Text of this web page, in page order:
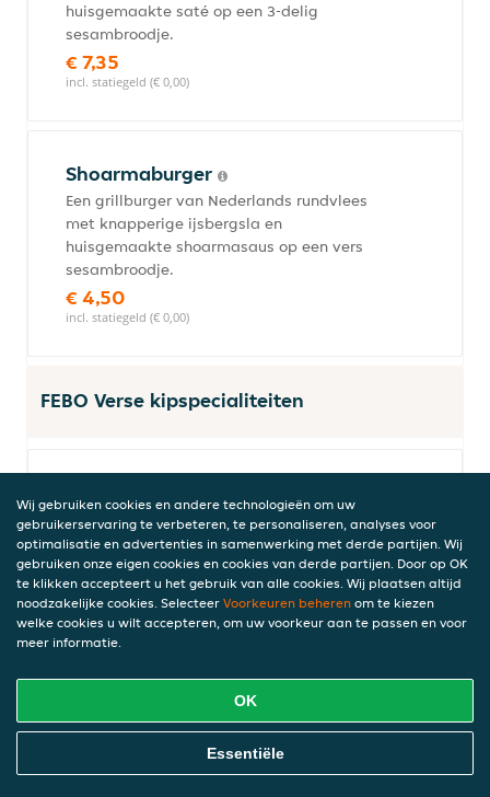
huisgemaakte saté op een 3-delig
sesambroodje.
€ 7,35
incl. statiegeld (€ 0,00)
Shoarmaburger
Een grillburger van Nederlands rundvlees
met knapperige ijsbergsla en
huisgemaakte shoarmasaus op een vers
sesambroodje.
€ 4,50
incl. statiegeld (€ 0,00)
FEBO Verse kipspecialiteiten
Krokante kippenvleugels, pittig gekruid
naar eigen receptuur.
€ 6,10
incl. statiegeld (€ 0,00)
Bucket chickenwings
15 krokante kippenvleugels, pittig gekruid
naar eigen receptuur
incl. statiegeld (€ 0,00)
Online Eten Bestellen
Wij gebruiken cookies en andere technologieën om uw
gebruikerservaring te verbeteren, te personaliseren, analyses voor
optimalisatie en advertenties in samenwerking met derde partijen. Wij
gebruiken onze eigen cookies en cookies van derde partijen. Door op OK
te klikken accepteert u het gebruik van alle cookies. Wij plaatsen altijd
noodzakelijke cookies. Selecteer Voorkeuren beheren om te kiezen
welke cookies u wilt accepteren, om uw voorkeur aan te passen en voor
meer informatie.
OK
Essentiële